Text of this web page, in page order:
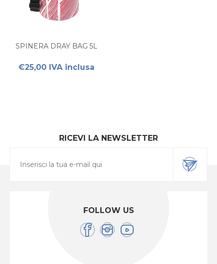
SPINERA DRAY BAG 5L
€25,00 IVA inclusa
RICEVI LA NEWSLETTER
FOLLOW US